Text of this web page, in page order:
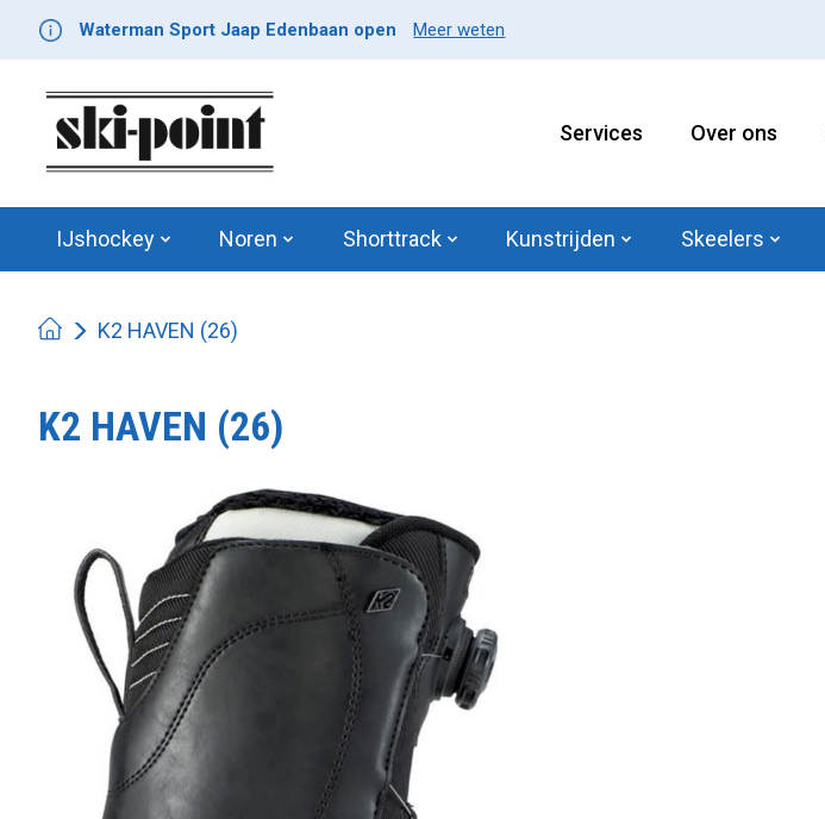
Waterman Sport Jaap Edenbaan open Meer weten
Services Over ons
IJshockey Noren Shorttrack Kunstrijden Skeelers
K2 HAVEN (26)
K2 HAVEN (26)
Product image slideshow Items